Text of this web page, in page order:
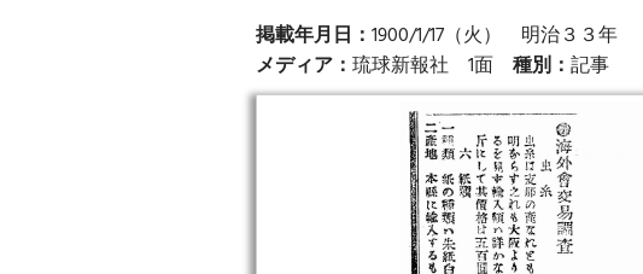
掲載年月日： 1900/1/17（火） 明治３３年
メディア： 琉球新報社 1面 種別： 記事